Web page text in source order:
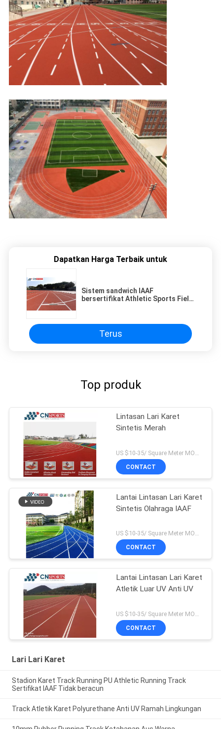
Dapatkan Harga Terbaik untuk
Sistem sandwich IAAF
bersertifikat Athletic Sports Field
Terus
Top produk
Lintasan Lari Karet
Sintetis Merah
CONTACT
Lantai Lintasan Lari Karet
Sintetis Olahraga IAAF
US $10-35/ Square Meter MOQ:/
CONTACT
Lantai Lintasan Lari Karet
Atletik Luar UV Anti UV
US $10-35/ Square Meter MOQ:/
CONTACT
Lari Lari Karet
Stadion Karet Track Running PU Athletic Running Track
Sertifikat IAAF Tidak beracun
Track Atletik Karet Polyurethane Anti UV Ramah Lingkungan